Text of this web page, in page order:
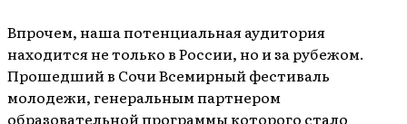
Впрочем, наша потенциальная аудитория
находится не только в России, но и за рубежом.
Прошедший в Сочи Всемирный фестиваль
молодежи, генеральным партнером
образовательной программы которого стало